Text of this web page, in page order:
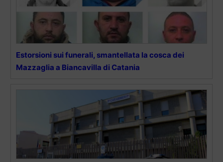
Estorsioni sui funerali, smantellata la cosca dei
Mazzaglia a Biancavilla di Catania